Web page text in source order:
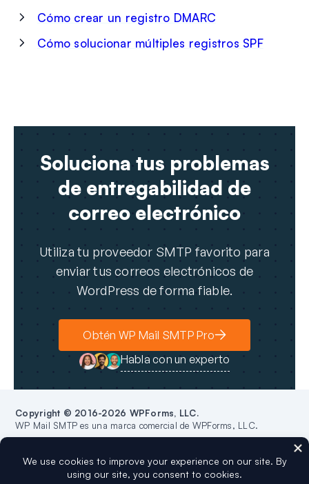
Cómo crear un registro DMARC
Cómo solucionar múltiples registros SPF
Soluciona tus problemas
de entregabilidad de
correo electrónico
Utiliza tu proveedor SMTP favorito para
enviar tus correos electrónicos de
WordPress de forma fiable.
Obtén WP Mail SMTP Pro
Habla con un experto
Copyright © 2016-2026 WPForms, LLC.
WP Mail SMTP es una marca comercial de WPForms, LLC.